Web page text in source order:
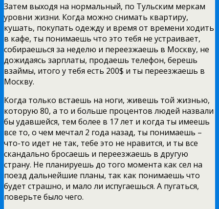
Затем выходя на нормальный, по Тульским меркам
уровни жизни. Когда можно снимать квартиру,
кушать, покупать одежду и время от времени ходить
в кафе, ты понимаешь что это тебя не устраивает,
собираешься за неделю и переезжаешь в Москву, не
дожидаясь зарплаты, продаешь телефон, берешь
взаймы, итого у тебя есть 200$ и ты переезжаешь в
Москву.
Когда только встаешь на ноги, живешь той жизнью,
которую 80, а то и больше процентов людей назвали
бы удавшейся, тем более в 17 лет и когда ты имеешь
все то, о чем мечтал 2 года назад, ты понимаешь –
что-то идет не так, тебе это не нравится, и ты все
скандально бросаешь и переезжаешь в другую
страну. Не планируешь до того момента как сел на
поезд дальнейшие планы, так как понимаешь что
будет страшно, и мало ли испугаешься. А пугаться,
поверьте было чего.